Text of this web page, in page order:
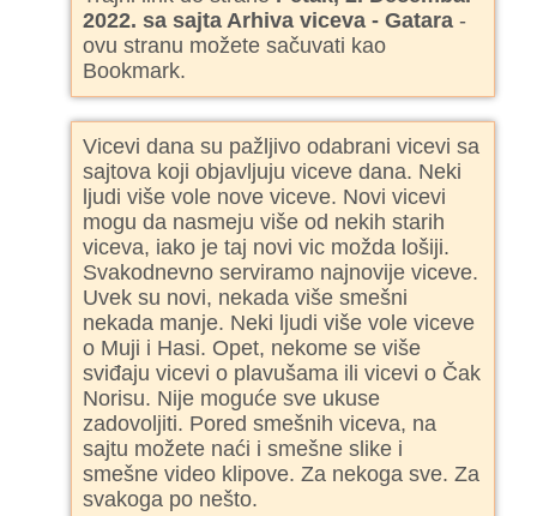
2022. sa sajta Arhiva viceva - Gatara -
ovu stranu možete sačuvati kao
Bookmark.
Vicevi dana su pažljivo odabrani vicevi sa
sajtova koji objavljuju viceve dana. Neki
ljudi više vole nove viceve. Novi vicevi
mogu da nasmeju više od nekih starih
viceva, iako je taj novi vic možda lošiji.
Svakodnevno serviramo najnovije viceve.
Uvek su novi, nekada više smešni
nekada manje. Neki ljudi više vole viceve
o Muji i Hasi. Opet, nekome se više
sviđaju vicevi o plavušama ili vicevi o Čak
Norisu. Nije moguće sve ukuse
zadovoljiti. Pored smešnih viceva, na
sajtu možete naći i smešne slike i
smešne video klipove. Za nekoga sve. Za
svakoga po nešto.